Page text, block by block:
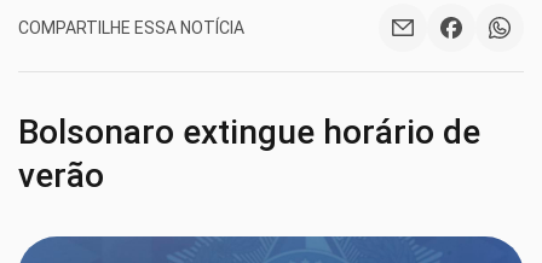
COMPARTILHE ESSA NOTÍCIA
Bolsonaro extingue horário de
verão